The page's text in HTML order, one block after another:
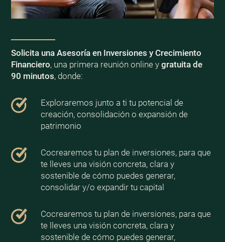
Solicita una Asesoría en Inversiones y Crecimiento
Financiero, una primera reunión online y gratuita de
90 minutos, donde:
Exploraremos junto a ti tu potencial de
creación, consolidación o expansión de
patrimonio
Cocrearemos tu plan de inversiones, para que
te lleves una visión concreta, clara y
sostenible de cómo puedes generar,
consolidar y/o expandir tu capital
Cocrearemos tu plan de inversiones, para que
te lleves una visión concreta, clara y
sostenible de cómo puedes generar,